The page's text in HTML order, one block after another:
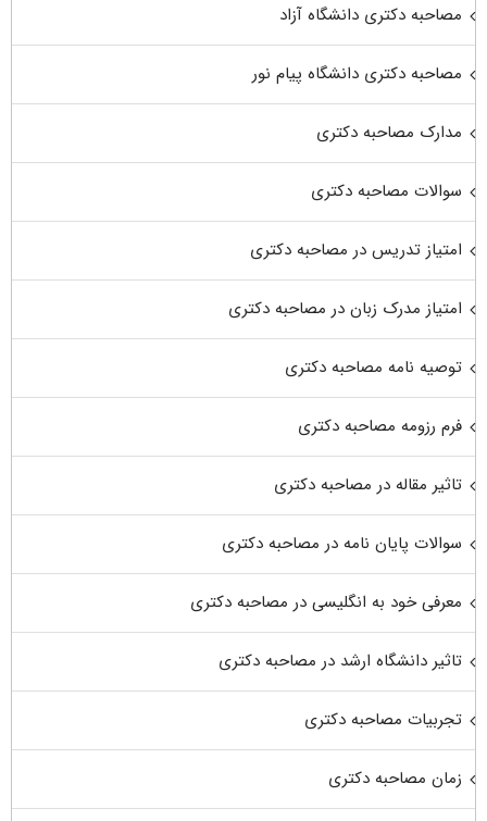
مصاحبه دکتری دانشگاه آزاد
مصاحبه دکتری دانشگاه پیام نور
مدارک مصاحبه دکتری
سوالات مصاحبه دکتری
امتیاز تدریس در مصاحبه دکتری
امتیاز مدرک زبان در مصاحبه دکتری
توصیه نامه مصاحبه دکتری
فرم رزومه مصاحبه دکتری
تاثیر مقاله در مصاحبه دکتری
سوالات پایان نامه در مصاحبه دکتری
معرفی خود به انگلیسی در مصاحبه دکتری
تاثیر دانشگاه ارشد در مصاحبه دکتری
تجربیات مصاحبه دکتری
زمان مصاحبه دکتری